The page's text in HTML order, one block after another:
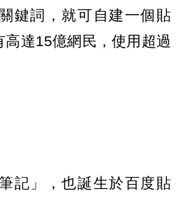
鍵詞，就可自建一個貼
達15億網民，使用超過
記」，也誕生於百度貼